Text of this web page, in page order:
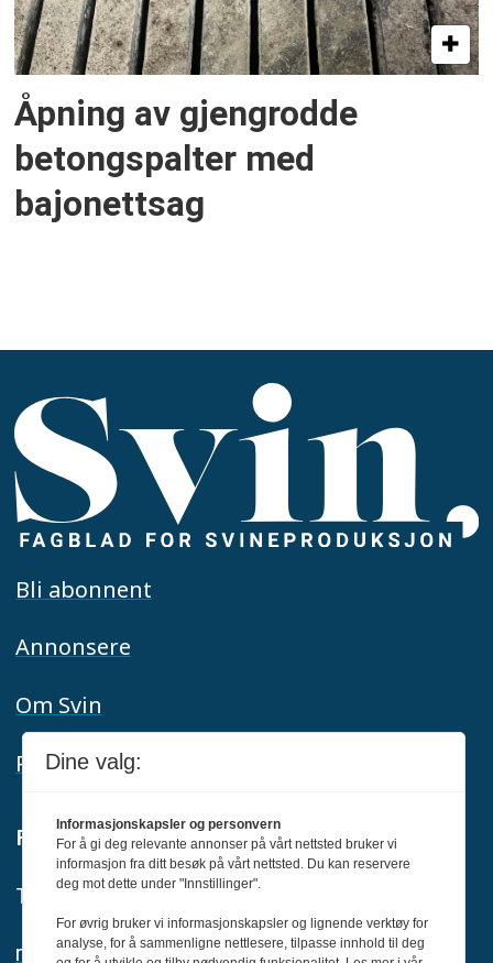
Åpning av gjengrodde
betongspalter med
bajonettsag
Bli abonnent
Annonsere
Om Svin
Personvern
Redaktør:
Tom-Erik Holmlund
redaksjon@svin.no
Dine valg:
Informasjonskapsler og personvern
For å gi deg relevante annonser på vårt nettsted bruker vi
informasjon fra ditt besøk på vårt nettsted. Du kan reservere
deg mot dette under "Innstillinger".
For øvrig bruker vi informasjonskapsler og lignende verktøy for
analyse, for å sammenligne nettlesere, tilpasse innhold til deg